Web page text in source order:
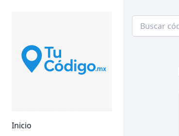
Inicio